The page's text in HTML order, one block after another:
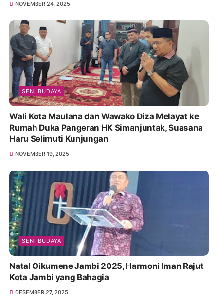
NOVEMBER 24, 2025
SENI BUDAYA
Wali Kota Maulana dan Wawako Diza Melayat ke
Rumah Duka Pangeran HK Simanjuntak, Suasana
Haru Selimuti Kunjungan
NOVEMBER 19, 2025
SENI BUDAYA
Natal Oikumene Jambi 2025, Harmoni Iman Rajut
Kota Jambi yang Bahagia
DESEMBER 27, 2025